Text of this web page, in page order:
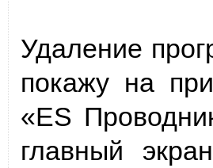
Удаление
покажу на
«ES
главный